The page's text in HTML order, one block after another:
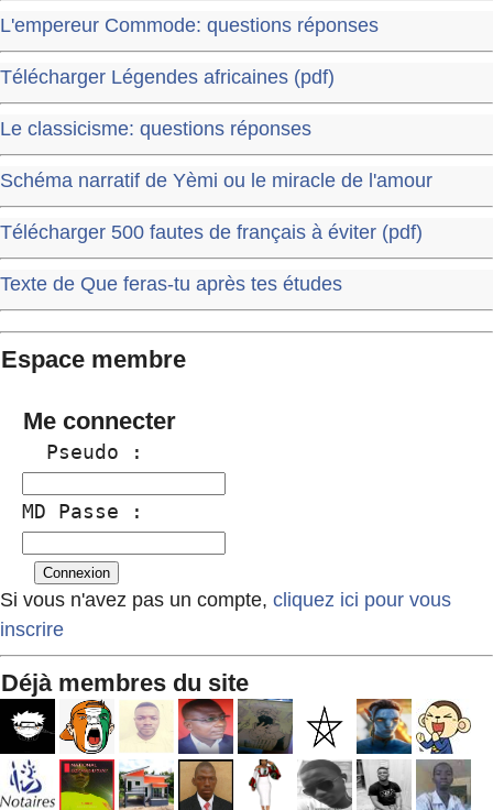
L'empereur Commode: questions réponses
Télécharger Légendes africaines (pdf)
Le classicisme: questions réponses
Schéma narratif de Yèmi ou le miracle de l'amour
Télécharger 500 fautes de français à éviter (pdf)
Texte de Que feras-tu après tes études
Espace membre
Me connecter
  Pseudo :
MD Passe :
Si vous n'avez pas un compte, cliquez ici pour vous
inscrire
Déjà membres du site